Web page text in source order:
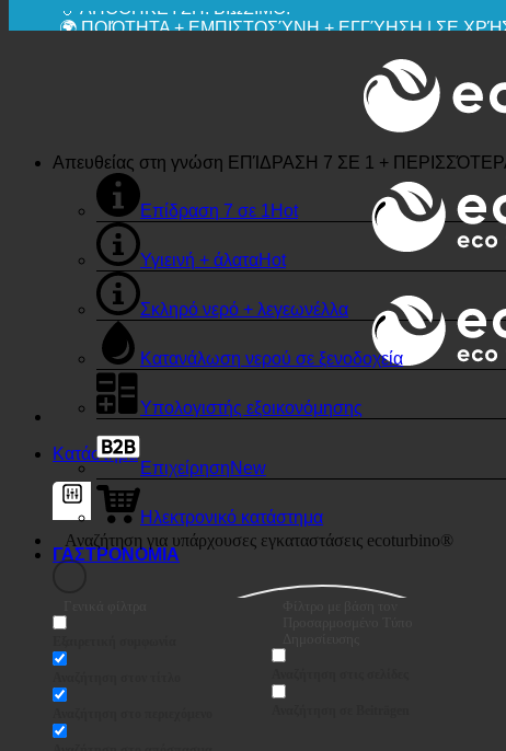
💧 ΑΠΟΘΗΚΕΥΣΗ. ΒΙΩΣΙΜΟ.
🌍 ΠΟΙΌΤΗΤΑ + ΕΜΠΙΣΤΟΣΎΝΗ + ΕΓΓΎΗΣΗ | ΣΕ
Κατάστημα
Γενικά φίλτρα
Εξαιρετική συμφωνία
Αναζήτηση στον τίτλο
Αναζήτηση στο περιεχόμενο
Δημοσίευσης
Αναζήτηση στις σελίδες
Απευθείας στη γνώση ΕΠΊΔΡΑΣΗ 7 ΣΕ 1 +
Επίδραση 7 σε 1
Υγιεινή + άλατα
Σκληρό νερό + λεγεωνέλλα
Κατανάλωση νερού σε ξενοδοχεία
Υπολογιστής εξοικονόμησης
Επιχείρηση
Ηλεκτρονικό κατάστημα
ΓΑΣΤΡΟΝΟΜΙΑ